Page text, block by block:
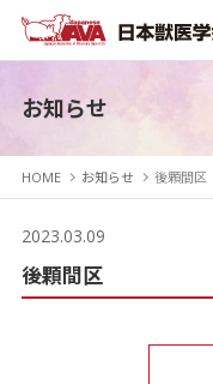
お知らせ
HOME お知らせ 後顆間区
2023.03.09
後顆間区